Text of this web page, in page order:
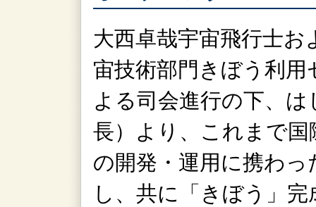
大西卓哉宇宙飛行士
宙技術部門きぼう利
よる司会進行の下、
長）より、これまで
の開発・運用に携わ
し、共に「きぼう」